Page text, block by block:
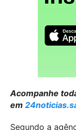
Acompanhe
em
Segundo a